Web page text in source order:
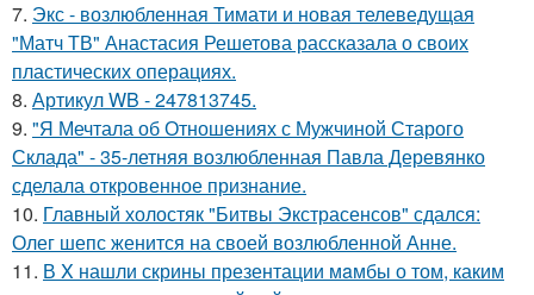
7. Экс - возлюбленная Тимати и новая телеведущая
"Матч ТВ" Анастасия Решетова рассказала о своих
пластических операциях.
8. Артикул WB - 247813745.
9. "Я Мечтала об Отношениях с Мужчиной Старого
Склада" - 35-летняя возлюбленная Павла Деревянко
сделала откровенное признание.
10. Главный холостяк "Битвы Экстрасенсов" сдался:
Олег шепс женится на своей возлюбленной Анне.
11. В X нашли скрины презентации мaмбы о том, каким